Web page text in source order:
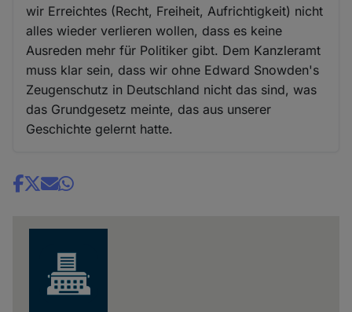
wir Erreichtes (Recht, Freiheit, Aufrichtigkeit) nicht
alles wieder verlieren wollen, dass es keine
Ausreden mehr für Politiker gibt. Dem Kanzleramt
muss klar sein, dass wir ohne Edward Snowden's
Zeugenschutz in Deutschland nicht das sind, was
das Grundgesetz meinte, das aus unserer
Geschichte gelernt hatte.
Share